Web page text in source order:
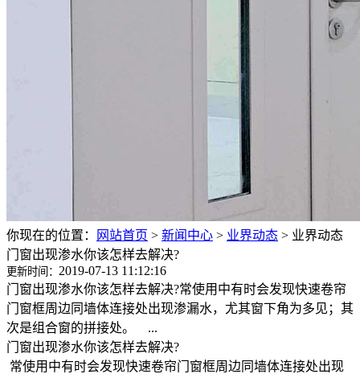
你现在的位置： 网站首页 > 新闻中心 > 业界动态 > 业界动态
门窗出现渗水你该怎样去解决?
更新时间： 2019-07-13 11:12:16
门窗出现渗水你该怎样去解决?常使用中有时会发现快速卷帘
门窗框周边同墙体连接处出现渗漏水，尤其窗下角为多见；其
次是组合窗的拼接处。 ...
门窗出现渗水你该怎样去解决?
常使用中有时会发现快速卷帘门窗框周边同墙体连接处出现